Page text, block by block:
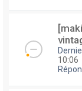
10:06